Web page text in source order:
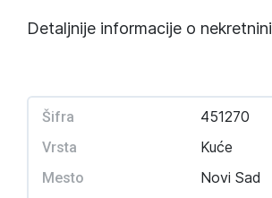
Detaljnije informacije o nekretnini
Šifra 451270
Vrsta Kuće
Mesto Novi Sad